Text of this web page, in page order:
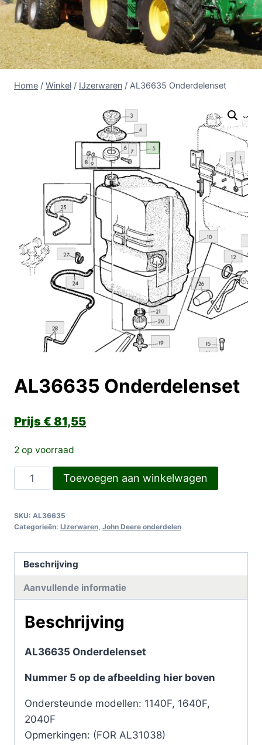
Home / Winkel / IJzerwaren / AL36635 Onderdelenset
AL36635 Onderdelenset
€ 81,55
2 op voorraad
AL36635
Onderdelenset
Toevoegen aan winkelwagen
SKU: AL36635
Categorieën: IJzerwaren John Deere onderdelen
Beschrijving
Aanvullende informatie
Beschrijving
AL36635 Onderdelenset
Nummer 5 op de afbeelding hier boven
Ondersteunde modellen: 1140F, 1640F,
2040F
Opmerkingen: (FOR AL31038)